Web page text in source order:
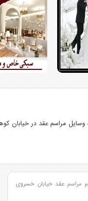
وسایل مراسم عقد در خیابان
مراسم عقد خیابان خسروی